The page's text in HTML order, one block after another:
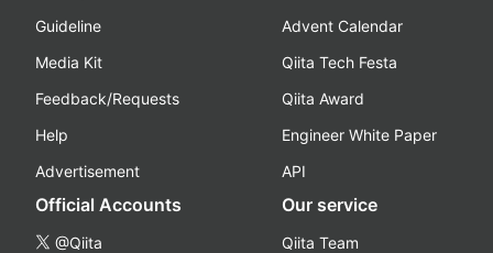
Guideline
Media Kit
Feedback/Requests
Help
Advertisement
Advent Calendar
Qiita Tech Festa
Qiita Award
Engineer White Paper
API
Official Accounts
@Qiita
Our service
Qiita Team